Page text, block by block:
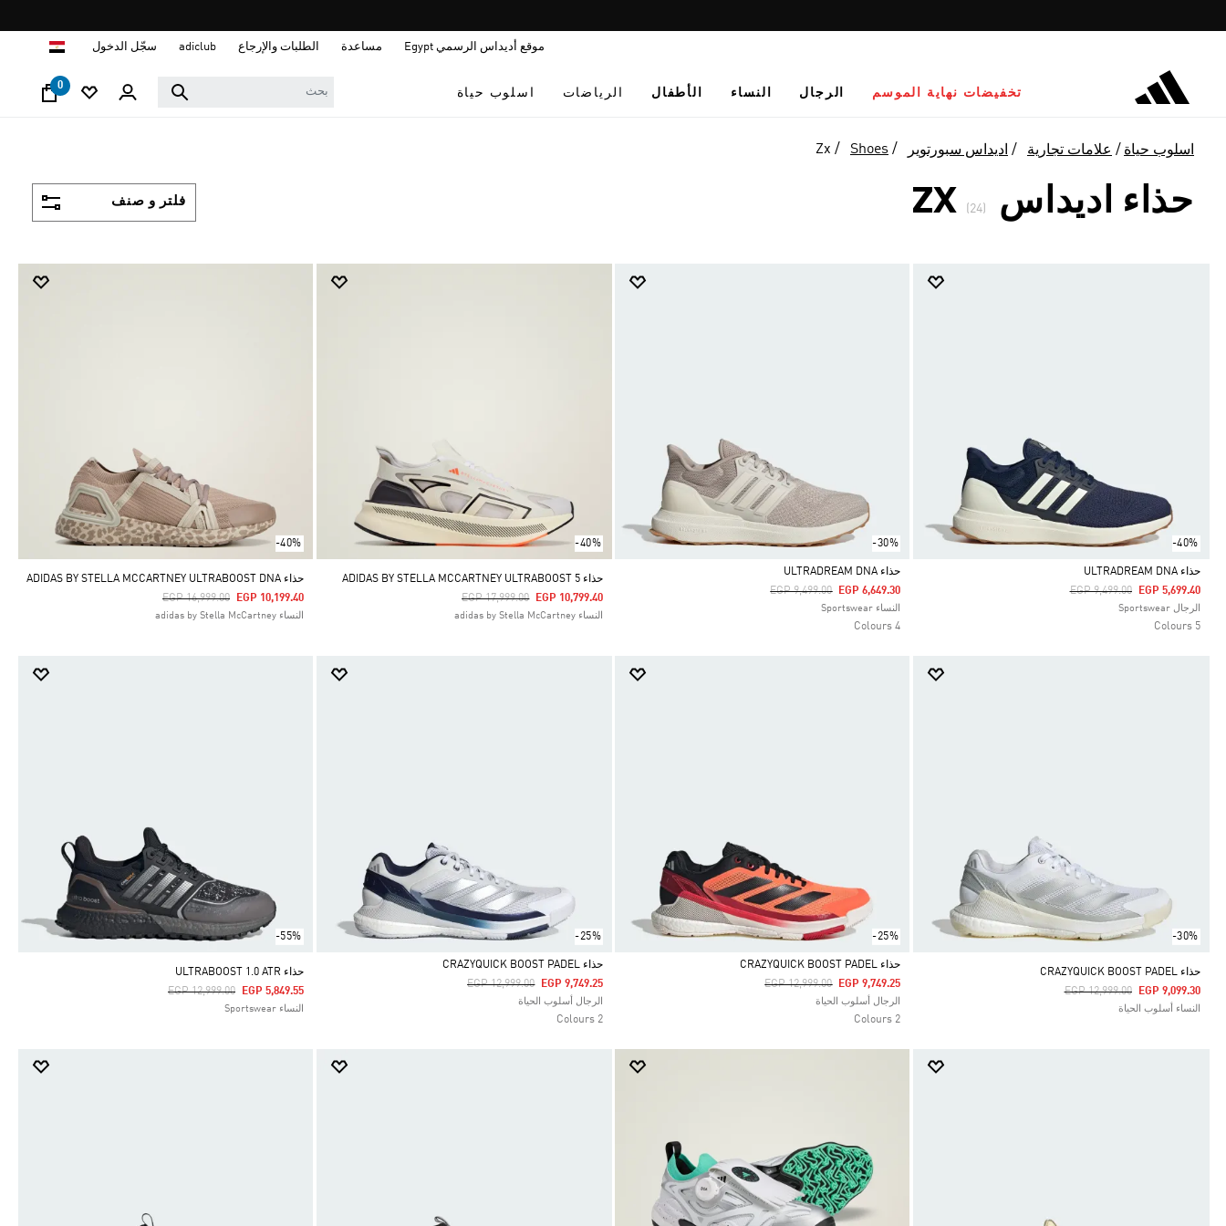
promotion
موقع أديداس الرسمي Egypt مساعدة الطلبات والإرجاع adiclub سجّل الدخول
تخفيضات نهاية الموسم الرجال النساء الأطفال الرياضات اسلوب حياة
0
اسلوب حياة علامات تجارية اديداس سبورتوير Shoes
Zx
حذاء اديداس ZX (24) فلتر و صنف
-40%
Selected
حذاء ULTRADREAM DNA
Price Reduced From
EGP 9,499.00ToEGP 5,699.40
الرجال Sportswear
5 Colours
-30%
Selected
حذاء ULTRADREAM DNA
Price Reduced From
EGP 9,499.00ToEGP 6,649.30
النساء Sportswear
4 Colours
-40%
حذاء ADIDAS BY STELLA MCCARTNEY ULTRABOOST 5
Price Reduced From
EGP 17,999.00ToEGP 10,799.40
النساء adidas by Stella McCartney
-40%
حذاء ADIDAS BY STELLA MCCARTNEY ULTRABOOST DNA
Price Reduced From
EGP 16,999.00ToEGP 10,199.40
النساء adidas by Stella McCartney
-30%
حذاء CRAZYQUICK BOOST PADEL
Price Reduced From
EGP 12,999.00ToEGP 9,099.30
النساء أسلوب الحياة
-25%
Selected
حذاء CRAZYQUICK BOOST PADEL
Price Reduced From
EGP 12,999.00ToEGP 9,749.25
الرجال أسلوب الحياة
2 Colours
-25%
Selected
حذاء CRAZYQUICK BOOST PADEL
Price Reduced From
EGP 12,999.00ToEGP 9,749.25
الرجال أسلوب الحياة
2 Colours
-55%
حذاء ULTRABOOST 1.0 ATR
Price Reduced From
EGP 12,999.00ToEGP 5,849.55
النساء Sportswear